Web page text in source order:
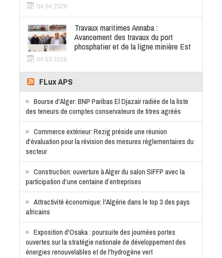
04 04 2026
Travaux maritimes Annaba :
Avancement des travaux du port
phosphatier et de la ligne minière Est
04 03 2026
FLux APS
Bourse d'Alger: BNP Paribas El Djazair radiée de la liste
des teneurs de comptes conservateurs de titres agréés
Commerce extérieur: Rezig préside une réunion
d'évaluation pour la révision des mesures réglementaires du
secteur
Construction: ouverture à Alger du salon SIFFP avec la
participation d’une centaine d’entreprises
Attractivité économique: l'Algérie dans le top 3 des pays
africains
Exposition d'Osaka : poursuite des journées portes
ouvertes sur la stratégie nationale de développement des
énergies renouvelables et de l'hydrogène vert